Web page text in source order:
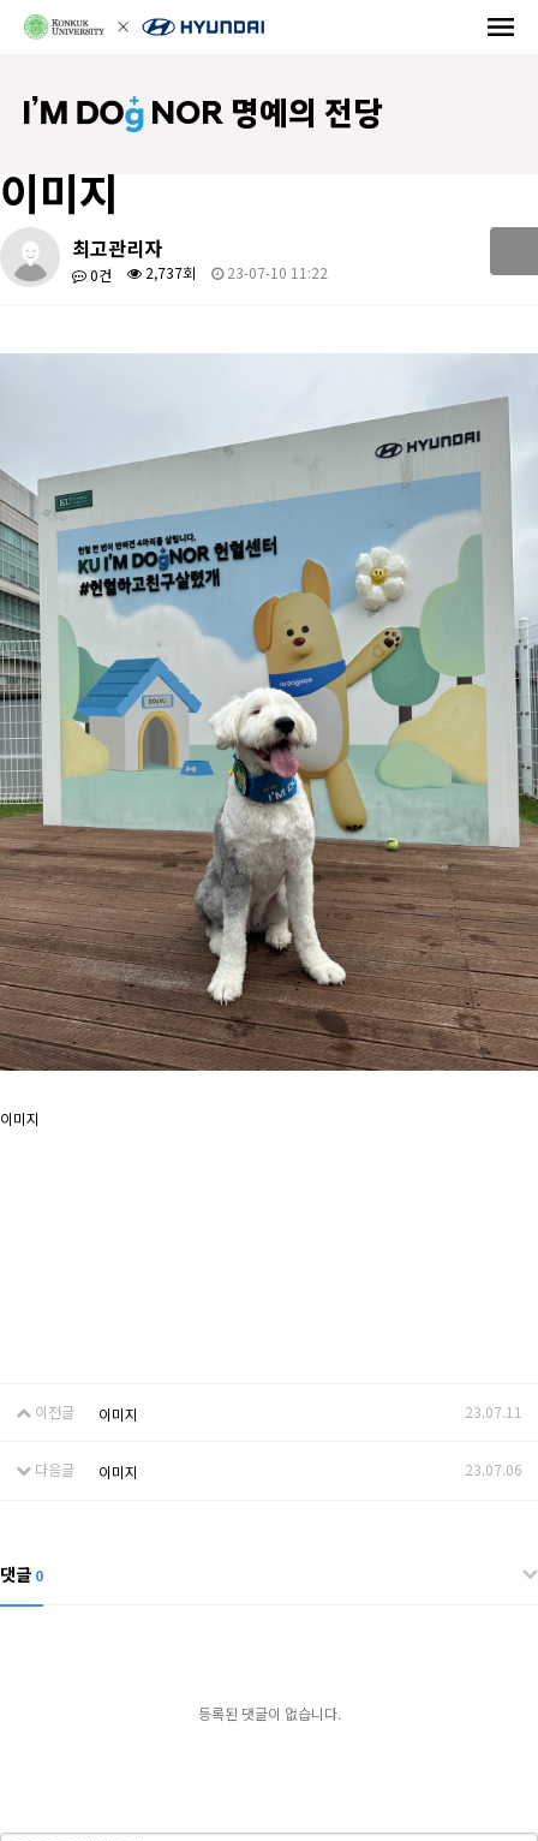
NOR 명예의 전당
이미지
최고관리자
0건 2,737회 23-07-10 11:22
이미지
이전글 이미지 23.07.11
다음글 이미지 23.07.06
댓글 0
등록된 댓글이 없습니다.